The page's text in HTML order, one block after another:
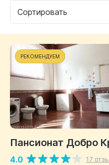
Сортировать
РЕКОМЕНДУЕМ
Пансионат Добро
4.0
17